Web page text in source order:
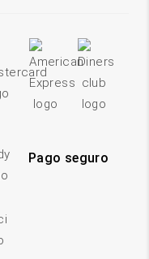
Pago seguro